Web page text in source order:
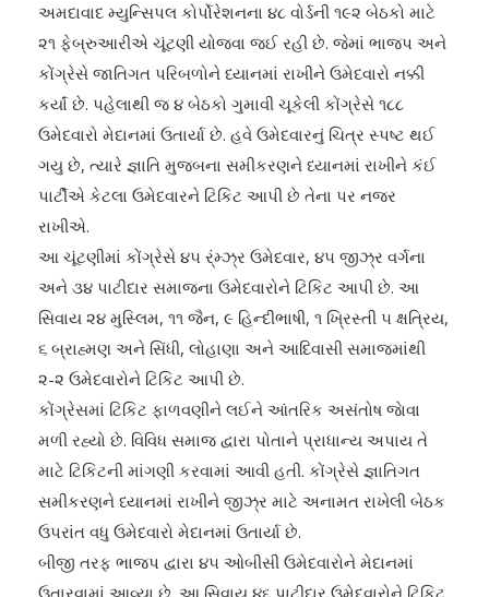
અમદાવાદ મ્યુન્સિપલ કોર્પોરેશનના ૪૮ વોર્ડની ૧૯૨ બેઠકો માટે
૨૧ ફેબ્રુઆરીએ ચૂંટણી યોજવા જઈ રહી છે. જેમાં ભાજપ અને
કોંગ્રેસે જાતિગત પરિબળોને ધ્યાનમાં રાખીને ઉમેદવારો નક્કી
કર્યાં છે. પહેલાથી જ ૪ બેઠકો ગુમાવી ચૂકેલી કોંગ્રેસે ૧૮૮
ઉમેદવારો મેદાનમાં ઉતાર્યા છે. હવે ઉમેદવારનું ચિત્ર સ્પષ્ટ થઈ
ગયુ છે, ત્યારે જ્ઞાતિ મુજબના સમીકરણને ધ્યાનમાં રાખીને કંઈ
પાર્ટીએ કેટલા ઉમેદવારને ટિકિટ આપી છે તેના પર નજર
રાખીએ.
આ ચૂંટણીમાં કોંગ્રેસે ૪૫ ર્ંમ્ઝ્ર ઉમેદવાર, ૪૫ જીઝ્ર વર્ગના
અને ૩૪ પાટીદાર સમાજના ઉમેદવારોને ટિકિટ આપી છે. આ
સિવાય ૨૪ મુસ્લિમ, ૧૧ જૈન, ૯ હિન્દીભાષી, ૧ ખ્રિસ્તી ૫ ક્ષત્રિય,
૬ બ્રાહ્મણ અને સિંધી, લોહાણા અને આદિવાસી સમાજમાંથી
૨-૨ ઉમેદવારોને ટિકિટ આપી છે.
કોંગ્રેસમાં ટિકિટ ફાળવણીને લઈને આંતરિક અસંતોષ જાેવા
મળી રહ્યો છે. વિવિધ સમાજ દ્વારા પોતાને પ્રાધાન્ય અપાય તે
માટે ટિકિટની માંગણી કરવામાં આવી હતી. કોંગ્રેસે જ્ઞાતિગત
સમીકરણને ધ્યાનમાં રાખીને જીઝ્ર માટે અનામત રાખેલી બેઠક
ઉપરાંત વધુ ઉમેદવારો મેદાનમાં ઉતાર્યા છે.
બીજી તરફ ભાજપ દ્વારા ૪૫ ઓબીસી ઉમેદવારોને મેદાનમાં
ઉતારવામાં આવ્યા છે. આ સિવાય ૪૬ પાટીદાર ઉમેદવારોને ટિકિટ